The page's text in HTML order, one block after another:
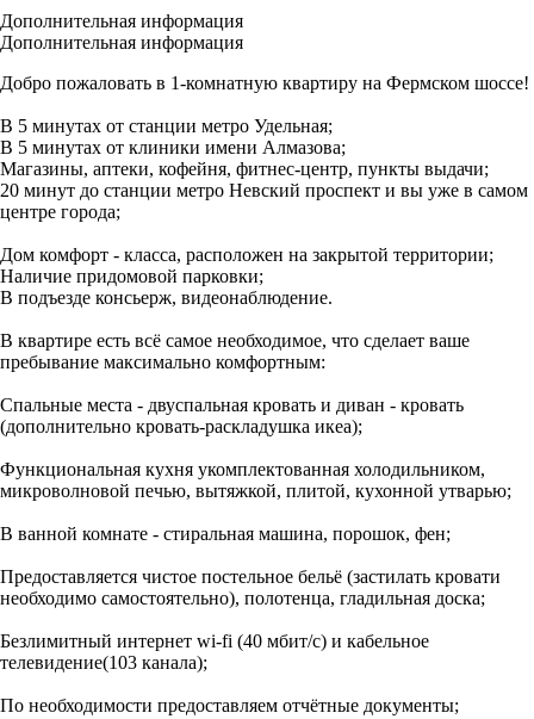
Дополнительная информация
Дополнительная информация
Добро пожаловать в 1-комнатную квартиру на Фермском шоссе!
В 5 минутах от станции метро Удельная;
В 5 минутах от клиники имени Алмазова;
Магазины, аптеки, кофейня, фитнес-центр, пункты выдачи;
20 минут до станции метро Невский проспект и вы уже в самом
центре города;
Дом комфорт - класса, расположен на закрытой территории;
Наличие придомовой парковки;
В подъезде консьерж, видеонаблюдение.
В квартире есть всё самое необходимое, что сделает ваше
пребывание максимально комфортным:
Спальные места - двуспальная кровать и диван - кровать
(дополнительно кровать-раскладушка икеа);
Функциональная кухня укомплектованная холодильником,
микроволновой печью, вытяжкой, плитой, кухонной утварью;
В ванной комнате - стиральная машина, порошок, фен;
Предоставляется чистое постельное бельё (застилать кровати
необходимо самостоятельно), полотенца, гладильная доска;
Безлимитный интернет wi-fi (40 мбит/с) и кабельное
телевидение(103 канала);
По необходимости предоставляем отчётные документы;